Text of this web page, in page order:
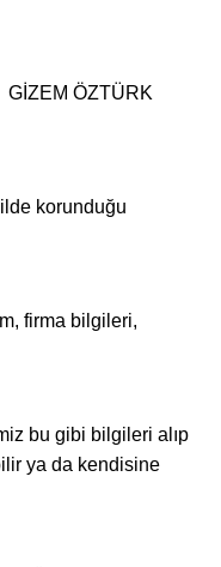
GİZEM ÖZTÜRK
korunduğu
firma bilgileri,
bu gibi bilgileri alıp
ya da kendisine